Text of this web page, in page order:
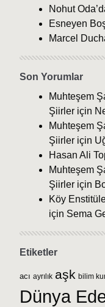
Nohut
Esneyen
Marcel
Son Yorumlar
Muhteşem
Şiirler için
Muhteşem
Şiirler için
Hasan Ali
Muhteşem
Şiirler için
Köy
için Sema
Etiketler
acı ayrılık aşk bilim
Dünya